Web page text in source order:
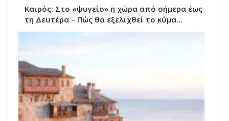
Καιρός: Στο «ψυγείο» η χώρα από σήμερα έως
τη Δευτέρα – Πώς θα εξελιχθεί το κύμα…